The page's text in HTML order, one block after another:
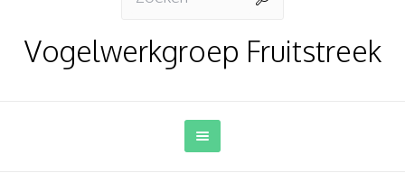
Vogelwerkgroep Fruitstreek